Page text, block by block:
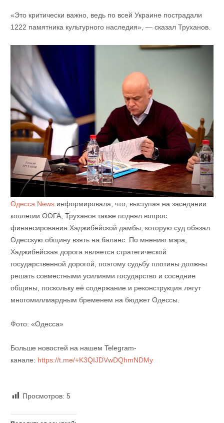
«Это критически важно, ведь по всей Украине пострадали
1222 памятника культурного наследия», — сказал Труханов.
Одесса Newsинформировала, что, выступая на заседании
коллегии ООГА, Труханов также поднял вопрос
финансирования Хаджибейской дамбы, которую суд обязал
Одесскую общину взять на баланс. По мнению мэра,
Хаджибейская дорога является стратегической
государственной дорогой, поэтому судьбу плотины должны
решать совместными усилиями государство и соседние
общины, поскольку её содержание и реконструкция лягут
многомиллиардным бременем на бюджет Одессы.
Фото: «Одесса»
Больше новостей на нашем Telegram-
канале: https://t.me/+K3QIJDVwDQhmNDMy
Просмотров: 5